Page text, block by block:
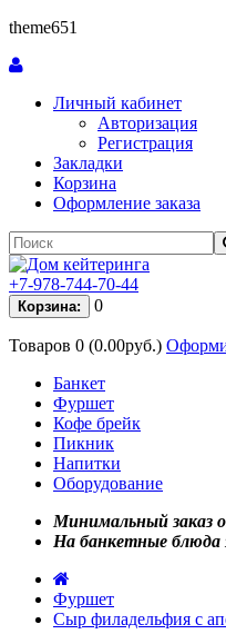
theme651
Личный кабинет
Авторизация
Регистрация
Закладки
Корзина
Оформление заказа
+7-978-744-70-44
Корзина: 0
Товаров 0 (0.00руб.)
Банкет
Фуршет
Кофе брейк
Пикник
Напитки
Оборудование
Минимальный заказ
На банкетные блюда
Фуршет
Сыр филадельфия с